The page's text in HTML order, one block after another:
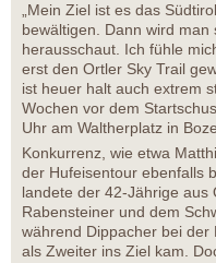
„Mein Ziel ist es das
bewältigen. Dann wird
herausschaut. Ich fühle
erst den Ortler Sky Trail
ist heuer halt auch extrem
Wochen vor dem
Uhr am Waltherplatz in
Konkurrenz, wie etwa
der Hufeisentour ebenfalls
landete der 42-Jährige aus
Rabensteiner und dem
während Dippacher bei
als Zweiter ins Ziel kam.